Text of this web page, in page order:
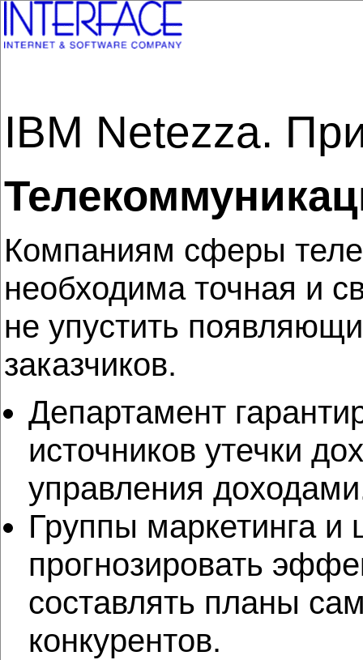
IBM Netezza.
Компаниям сферы
необходима точная и
не упустить
заказчиков.
Департамент
источников утечки
управления
Группы маркетинга и
прогнозировать
составлять планы
конкурентов.